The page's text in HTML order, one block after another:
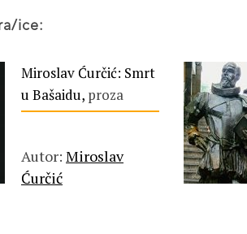
ice:
Miroslav Ćurčić: Smrt
u Bašaidu, proza
Autor: Miroslav
Ćurčić